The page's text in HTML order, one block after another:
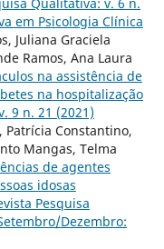
em Psicologia Clí­nica
Juliana Graciela
Ramos, Ana Laura
na assistência de
na hospitalização
9 n. 21 (2021)
Patrícia Constantino,
Mangas, Telma
de agentes
idosas
Pesquisa
Dezembro: